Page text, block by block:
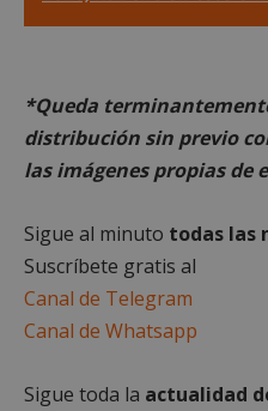
*Queda
distribución sin previo
las imágenes propias de
Sigue al minuto todas las
Suscríbete gratis al
Canal de Telegram
Canal de Whatsapp
Sigue toda la actualidad
Cookies
Cookies